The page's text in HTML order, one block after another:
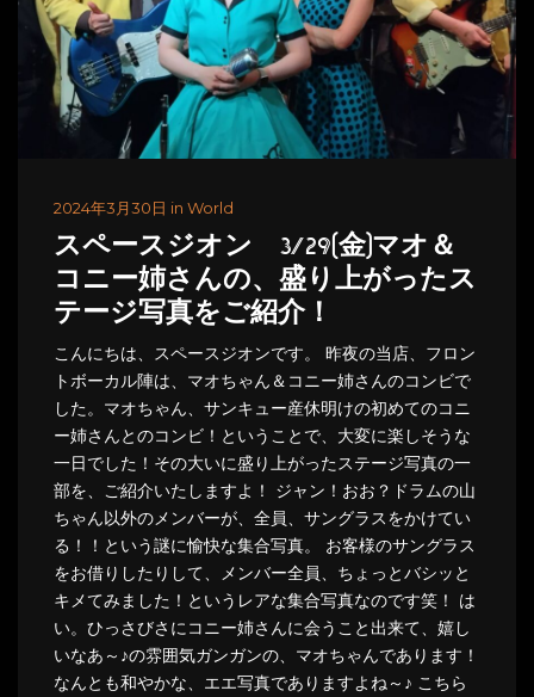
2024年3月30日 in World
スペースジオン 3/29(金)マオ＆
コニー姉さんの、盛り上がったス
テージ写真をご紹介！
こんにちは、スペースジオンです。 昨夜の当店、フロン
トボーカル陣は、マオちゃん＆コニー姉さんのコンビで
した。マオちゃん、サンキュー産休明けの初めてのコニ
ー姉さんとのコンビ！ということで、大変に楽しそうな
一日でした！その大いに盛り上がったステージ写真の一
部を、ご紹介いたしますよ！ ジャン！おお？ドラムの山
ちゃん以外のメンバーが、全員、サングラスをかけてい
る！！という謎に愉快な集合写真。 お客様のサングラス
をお借りしたりして、メンバー全員、ちょっとバシッと
キメてみました！というレアな集合写真なのです笑！ は
い。ひっさびさにコニー姉さんに会うこと出来て、嬉し
いなあ～♪の雰囲気ガンガンの、マオちゃんであります！
なんとも和やかな、エエ写真でありますよね～♪ こちら